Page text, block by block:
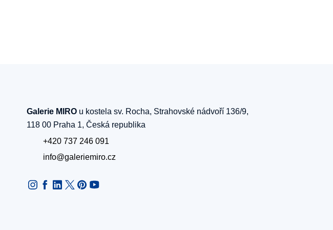
Galerie MIRO u kostela sv. Rocha, Strahovské nádvoří 136/9,
118 00 Praha 1, Česká republika
+420 737 246 091
info@galeriemiro.cz